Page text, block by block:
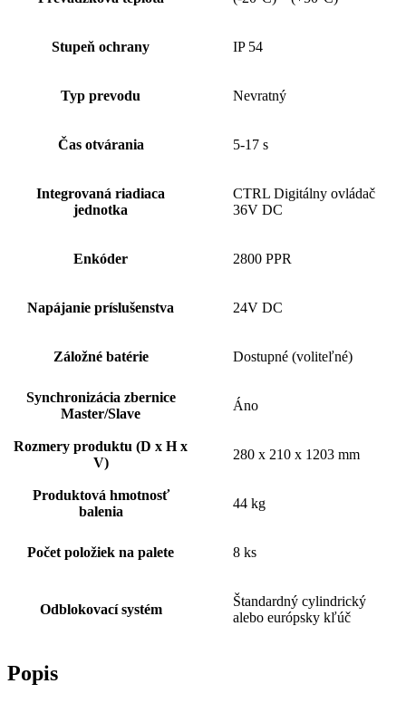
Stupeň ochrany IP 54
Typ prevodu Nevratný
Čas otvárania 5-17 s
Integrovaná riadiaca
jednotka
CTRL Digitálny ovládač
36V DC
Enkóder 2800 PPR
Napájanie príslušenstva 24V DC
Záložné batérie Dostupné (voliteľné)
Synchronizácia zbernice
Master/Slave
Áno
Rozmery produktu (D x H x
V)
280 x 210 x 1203 mm
Produktová hmotnosť
balenia
44 kg
Počet položiek na palete 8 ks
Odblokovací systém
Štandardný cylindrický
alebo európsky kľúč
Popis